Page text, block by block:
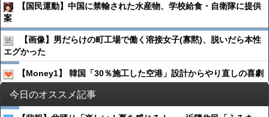
【国民運動】中国に禁輸された水産物、学校給食・自衛隊に提供
案
【画像】男だらけの町工場で働く溶接女子(寡黙)、脱いだら本性
エグかった
【Money1】 韓国「30％施工した空港」設計からやり直しの喜劇
今日のオススメ記事